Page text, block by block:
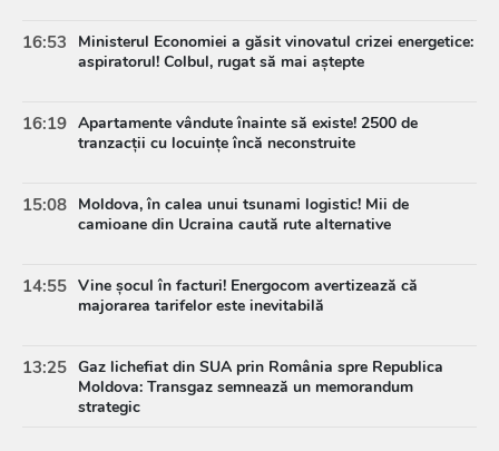
16:53
Ministerul Economiei a găsit vinovatul crizei energetice:
aspiratorul! Colbul, rugat să mai aștepte
16:19 Apartamente vândute înainte să existe! 2500 de
tranzacții cu locuințe încă neconstruite
15:08 Moldova, în calea unui tsunami logistic! Mii de
camioane din Ucraina caută rute alternative
14:55 Vine șocul în facturi! Energocom avertizează că
majorarea tarifelor este inevitabilă
13:25 Gaz lichefiat din SUA prin România spre Republica
Moldova: Transgaz semnează un memorandum
strategic